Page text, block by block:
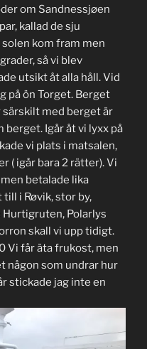
om Sandnessjøen
kallad de sju
kom fram men
så vi blev
utsikt åt alla håll. Vid
på ön Torget. Berget
med berget är
Igår åt vi lyxx på
vi plats i matsalen,
( igår bara 2 rätter). Vi
betalade lika
i Røvik, stor by,
Polarlys
skall vi upp tidigt.
Vi får äta frukost, men
någon som undrar hur
stickade jag inte en